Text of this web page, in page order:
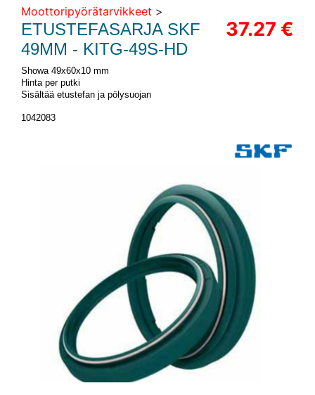
Moottoripyörätarvikkeet >
37.27 €
ETUSTEFASARJA SKF
49MM - KITG-49S-HD
Showa 49x60x10 mm
Hinta per putki
Sisältää etustefan ja pölysuojan
1042083